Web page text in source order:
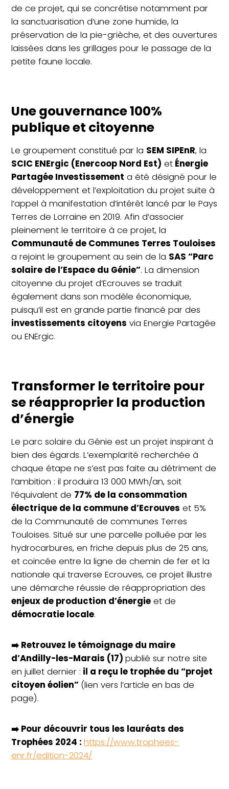
de ce projet, qui se concrétise notamment par
la sanctuarisation d’une zone humide, la
préservation de la pie-grièche, et des ouvertures
laissées dans les grillages pour le passage de la
petite faune locale.
Une gouvernance 100%
publique et citoyenne
Le groupement constitué par la SEM SIPEnR, la
SCIC ENErgic (Enercoop Nord Est) et Énergie
Partagée Investissement a été désigné pour le
développement et l’exploitation du projet suite à
l’appel à manifestation d’intérêt lancé par le Pays
Terres de Lorraine en 2019. Afin d’associer
pleinement le territoire à ce projet, la
Communauté de Communes Terres Touloises
a rejoint le groupement au sein de la SAS “Parc
solaire de l’Espace du Génie”. La dimension
citoyenne du projet d’Ecrouves se traduit
également dans son modèle économique,
puisqu’il est en grande partie financé par des
investissements citoyens via Energie Partagée
ou ENErgic.
Transformer le territoire pour
se réapproprier la production
d’énergie
Le parc solaire du Génie est un projet inspirant à
bien des égards. L’exemplarité recherchée à
chaque étape ne s’est pas faite au détriment de
l’ambition : il produira 13 000 MWh/an, soit
l’équivalent de 77% de la consommation
électrique de la commune d’Ecrouves et 5%
de la Communauté de communes Terres
Touloises. Situé sur une parcelle polluée par les
hydrocarbures, en friche depuis plus de 25 ans,
et coincée entre la ligne de chemin de fer et la
nationale qui traverse Ecrouves, ce projet illustre
une démarche réussie de réappropriation des
enjeux de production d’énergie et de
démocratie locale.
➡️ Retrouvez le témoignage du maire
d’Andilly-les-Marais (17)publié sur notre site
en juillet dernier : il a reçu le trophée du “projet
citoyen éolien” (lien vers l’article en bas de
page).
➡️ Pour découvrir tous les lauréats des
Trophées 2024 :https://www.trophees-
enr.fr/edition-2024/